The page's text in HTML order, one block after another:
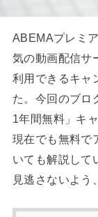
ABEMAプレミ
気の動画配信サ
利用できるキャ
た。今回のブロ
1年間無料」キ
現在でも無料で
いても解説して
見逃さないよう